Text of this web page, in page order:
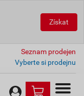
Získat
Seznam prodejen
Vyberte si prodejnu